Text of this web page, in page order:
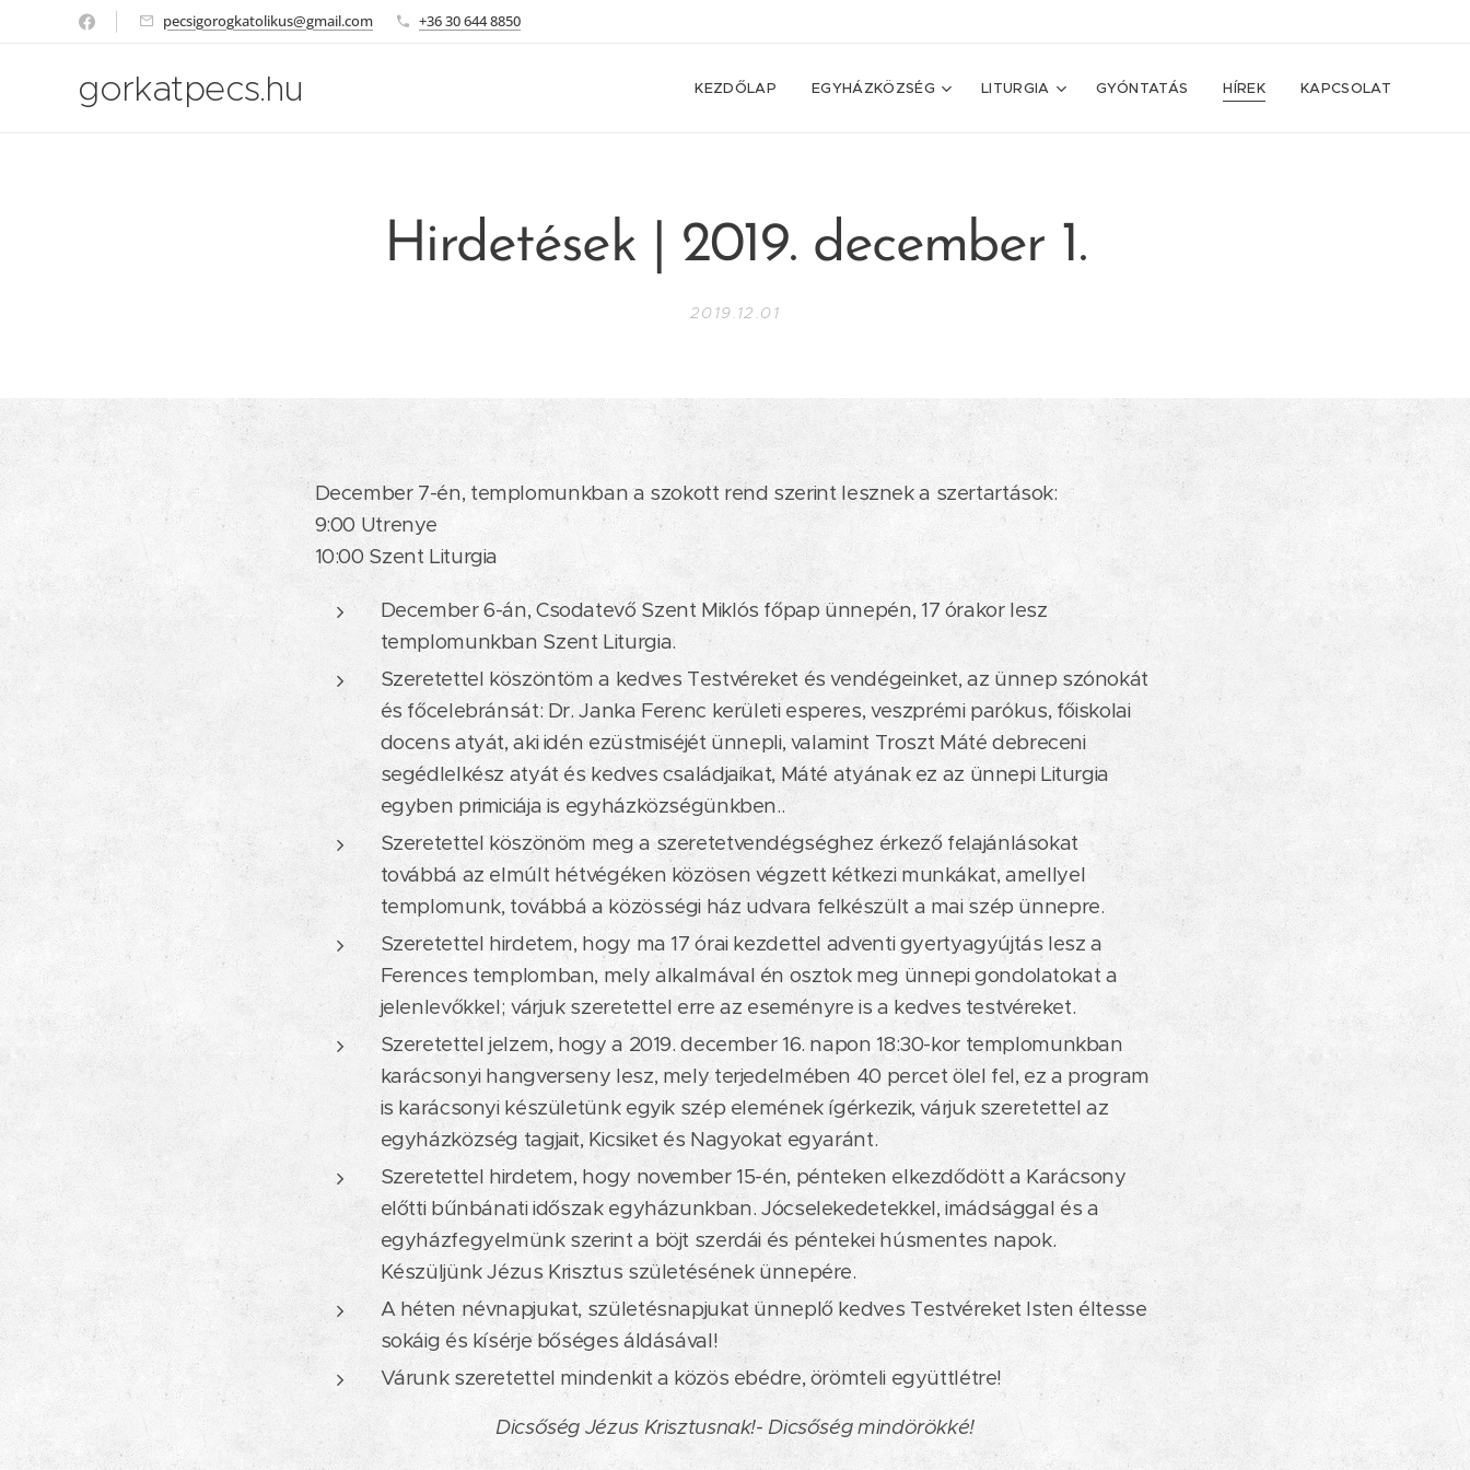
pecsigorogkatolikus@gmail.com +36 30 644 8850
gorkatpecs.hu KEZDŐLAP EGYHÁZKÖZSÉG LITURGIA GYÓNTATÁS HÍREK KAPCSOLAT
Hirdetések | 2019. december 1.
2019.12.01
December 7-én, templomunkban a szokott rend szerint lesznek a szertartások:
9:00 Utrenye
10:00 Szent Liturgia
December 6-án, Csodatevő Szent Miklós főpap ünnepén, 17 órakor lesz
templomunkban Szent Liturgia.
Szeretettel köszöntöm a kedves Testvéreket és vendégeinket, az ünnep szónokát
és főcelebránsát: Dr. Janka Ferenc kerületi esperes, veszprémi parókus, főiskolai
docens atyát, aki idén ezüstmiséjét ünnepli, valamint Troszt Máté debreceni
segédlelkész atyát és kedves családjaikat, Máté atyának ez az ünnepi Liturgia
egyben primiciája is egyházközségünkben..
Szeretettel köszönöm meg a szeretetvendégséghez érkező felajánlásokat
továbbá az elmúlt hétvégéken közösen végzett kétkezi munkákat, amellyel
templomunk, továbbá a közösségi ház udvara felkészült a mai szép ünnepre.
Szeretettel hirdetem, hogy ma 17 órai kezdettel adventi gyertyagyújtás lesz a
Ferences templomban, mely alkalmával én osztok meg ünnepi gondolatokat a
jelenlevőkkel; várjuk szeretettel erre az eseményre is a kedves testvéreket.
Szeretettel jelzem, hogy a 2019. december 16. napon 18:30-kor templomunkban
karácsonyi hangverseny lesz, mely terjedelmében 40 percet ölel fel, ez a program
is karácsonyi készületünk egyik szép elemének ígérkezik, várjuk szeretettel az
egyházközség tagjait, Kicsiket és Nagyokat egyaránt.
Szeretettel hirdetem, hogy november 15-én, pénteken elkezdődött a Karácsony
előtti bűnbánati időszak egyházunkban. Jócselekedetekkel, imádsággal és a
egyházfegyelmünk szerint a böjt szerdái és péntekei húsmentes napok.
Készüljünk Jézus Krisztus születésének ünnepére.
A héten névnapjukat, születésnapjukat ünneplő kedves Testvéreket Isten éltesse
sokáig és kísérje bőséges áldásával!
Várunk szeretettel mindenkit a közös ebédre, örömteli együttlétre!
Dicsőség Jézus Krisztusnak!- Dicsőség mindörökké!